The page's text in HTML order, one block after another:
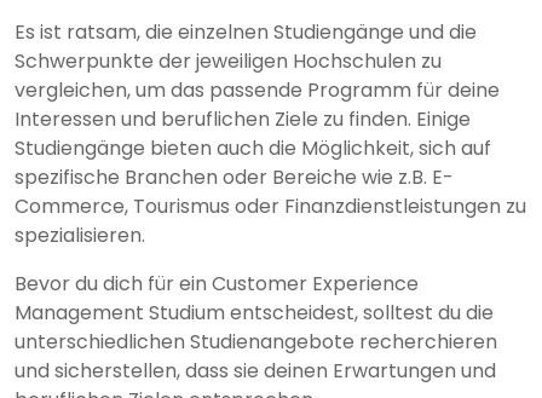
Es ist ratsam, die einzelnen Studiengänge und die
Schwerpunkte der jeweiligen Hochschulen zu
vergleichen, um das passende Programm für deine
Interessen und beruflichen Ziele zu finden. Einige
Studiengänge bieten auch die Möglichkeit, sich auf
spezifische Branchen oder Bereiche wie z.B. E-
Commerce, Tourismus oder Finanzdienstleistungen zu
spezialisieren.
Bevor du dich für ein Customer Experience
Management Studium entscheidest, solltest du die
unterschiedlichen Studienangebote recherchieren
und sicherstellen, dass sie deinen Erwartungen und